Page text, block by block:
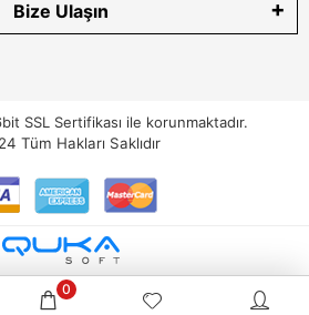
Bize Ulaşın
SSL Sertifikası ile korunmaktadır.
Tüm Hakları Saklıdır
0